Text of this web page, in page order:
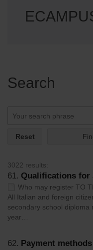
Search
Reset
3022 results:
61. Qualifications for
Who may register TO
All Italian and foreign
secondary school diploma
year…
62. Payment methods